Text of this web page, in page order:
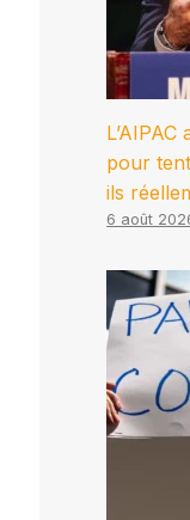
pour
ils
6 août